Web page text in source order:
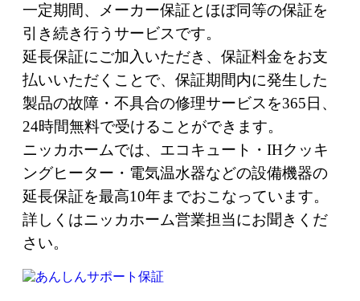
一定期間、メーカー保証とほぼ同等の保証を
引き続き行うサービスです。
延長保証にご加入いただき、保証料金をお支
払いいただくことで、保証期間内に発生した
製品の故障・不具合の修理サービスを365日、
24時間無料で受けることができます。
ニッカホームでは、エコキュート・IHクッキ
ングヒーター・電気温水器などの設備機器の
延長保証を最高10年までおこなっています。
詳しくはニッカホーム営業担当にお聞きくだ
さい。